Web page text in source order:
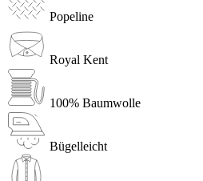
Popeline
Royal Kent
100% Baumwolle
Bügelleicht